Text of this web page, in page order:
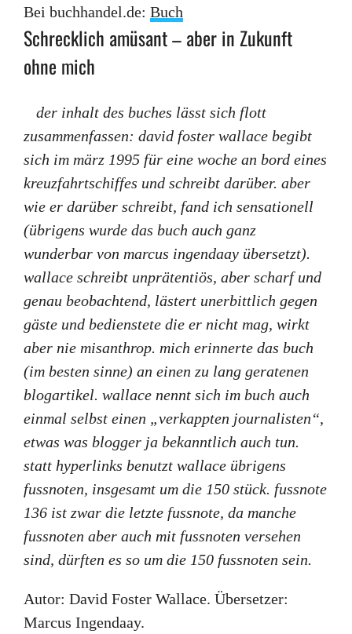
Bei buchhandel.de: Buch
Schrecklich amüsant – aber in Zukunft
ohne mich
der inhalt des buches lässt sich flott
zusammenfassen: david foster wallace begibt
sich im märz 1995 für eine woche an bord eines
kreuzfahrtschiffes und schreibt darüber. aber
wie er darüber schreibt, fand ich sensationell
(übrigens wurde das buch auch ganz
wunderbar von marcus ingendaay übersetzt).
wallace schreibt unprätentiös, aber scharf und
genau beobachtend, lästert unerbittlich gegen
gäste und bedienstete die er nicht mag, wirkt
aber nie misanthrop. mich erinnerte das buch
(im besten sinne) an einen zu lang geratenen
blogartikel. wallace nennt sich im buch auch
einmal selbst einen „verkappten journalisten“,
etwas was blogger ja bekanntlich auch tun.
statt hyperlinks benutzt wallace übrigens
fussnoten, insgesamt um die 150 stück. fussnote
136 ist zwar die letzte fussnote, da manche
fussnoten aber auch mit fussnoten versehen
sind, dürften es so um die 150 fussnoten sein.
Autor: David Foster Wallace. Übersetzer:
Marcus Ingendaay.